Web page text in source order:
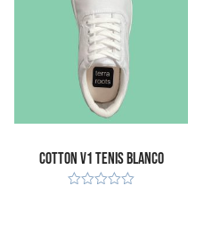
Cotton V1 Tenis Blanco